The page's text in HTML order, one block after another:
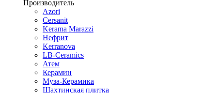
Производитель
Azori
Cersanit
Kerama Marazzi
Нефрит
Kerranova
LB-Ceramics
Атем
Керамин
Муза-Керамика
Шахтинская плитка